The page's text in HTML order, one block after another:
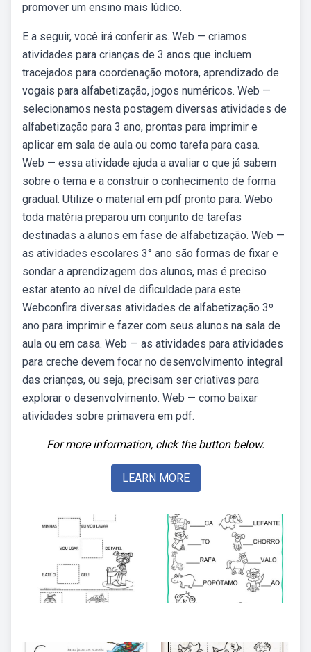
promover um ensino mais lúdico.
E a seguir, você irá conferir as. Web — criamos
atividades para crianças de 3 anos que incluem
tracejados para coordenação motora, aprendizado de
vogais para alfabetização, jogos numéricos. Web —
selecionamos nesta postagem diversas atividades de
alfabetização para 3 ano, prontas para imprimir e
aplicar em sala de aula ou como tarefa para casa.
Web — essa atividade ajuda a avaliar o que já sabem
sobre o tema e a construir o conhecimento de forma
gradual. Utilize o material em pdf pronto para. Webo
toda matéria preparou um conjunto de tarefas
destinadas a alunos em fase de alfabetização. Web —
as atividades escolares 3° ano são formas de fixar e
sondar a aprendizagem dos alunos, mas é preciso
estar atento ao nível de dificuldade para este.
Webconfira diversas atividades de alfabetização 3º
ano para imprimir e fazer com seus alunos na sala de
aula ou em casa. Web — as atividades para atividades
para creche devem focar no desenvolvimento integral
das crianças, ou seja, precisam ser criativas para
explorar o desenvolvimento. Web — como baixar
atividades sobre primavera em pdf.
For more information, click the button below.
LEARN MORE